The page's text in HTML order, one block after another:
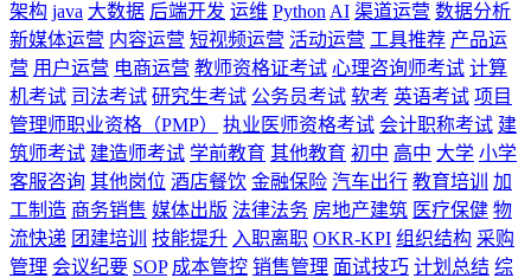
架构 java 大数据 后端开发 运维 Python AI 渠道运营 数据分析
新媒体运营 内容运营 短视频运营 活动运营 工具推荐 产品运
营 用户运营 电商运营 教师资格证考试 心理咨询师考试 计算
机考试 司法考试 研究生考试 公务员考试 软考 英语考试 项目
管理师职业资格（PMP）
执业医师资格考试 会计职称考试 建
筑师考试 建造师考试 学前教育 其他教育 初中 高中 大学 小学
客服咨询 其他岗位 酒店餐饮 金融保险 汽车出行 教育培训
加
工制造 商务销售 媒体出版 法律法务 房地产建筑 医疗保健 物
流快递 团建培训 技能提升 入职离职 OKR-KPI 组织结构 采购
管理 会议纪要 SOP 成本管控 销售管理 面试技巧 计划总结 综